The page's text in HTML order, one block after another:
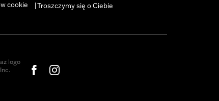
cookie Troszczymy się o Ciebie
logo